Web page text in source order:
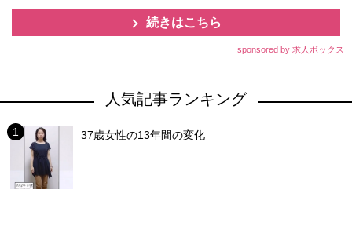
続きはこちら
sponsored by 求人ボックス
人気記事ランキング
37歳女性の13年間の変化